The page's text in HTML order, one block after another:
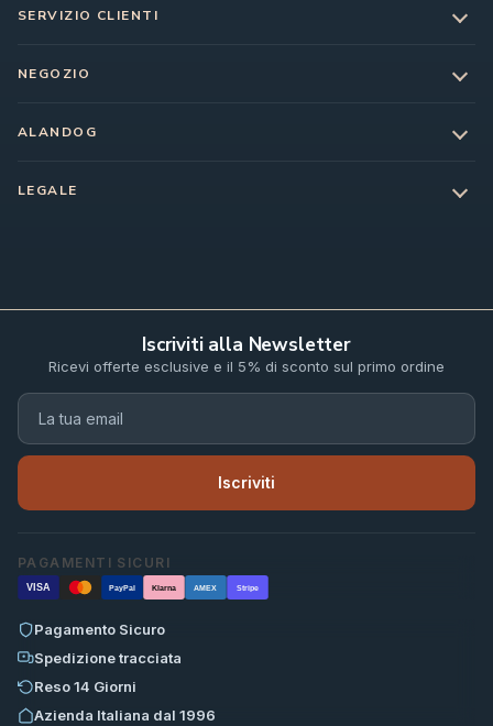
SERVIZIO CLIENTI
NEGOZIO
ALANDOG
LEGALE
Iscriviti alla Newsletter
Ricevi offerte esclusive e il 5% di sconto sul primo ordine
Iscriviti
PAGAMENTI SICURI
VISA PayPal Klarna AMEX Stripe
Pagamento Sicuro
Spedizione tracciata
Reso 14 Giorni
Azienda Italiana dal 1996